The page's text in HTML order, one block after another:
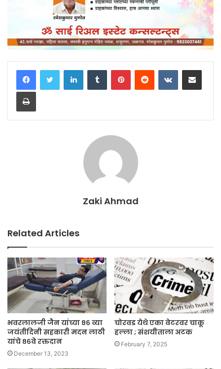
LinkedInTumblr PinterestReddit VKontakteShare via Email
Print
Zaki Ahmad
Related Articles
भवरलालजी जैन यांच्या ८६ व्या
जयंतीदिनी सहकारी मदन लाठी
यांचे ८६वे रक्तदान
December 13, 2023
चोरवड येथे एका वेटरवर चाकू
हल्ला ; संशयीताला अटक
February 7, 2025